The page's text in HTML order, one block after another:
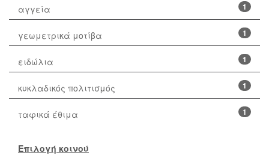
1
αγγεία
1
γεωμετρικά μοτίβα
1
ειδώλια
1
κυκλαδικός πολιτισμός
1
ταφικά έθιμα
Επιλογή κοινού